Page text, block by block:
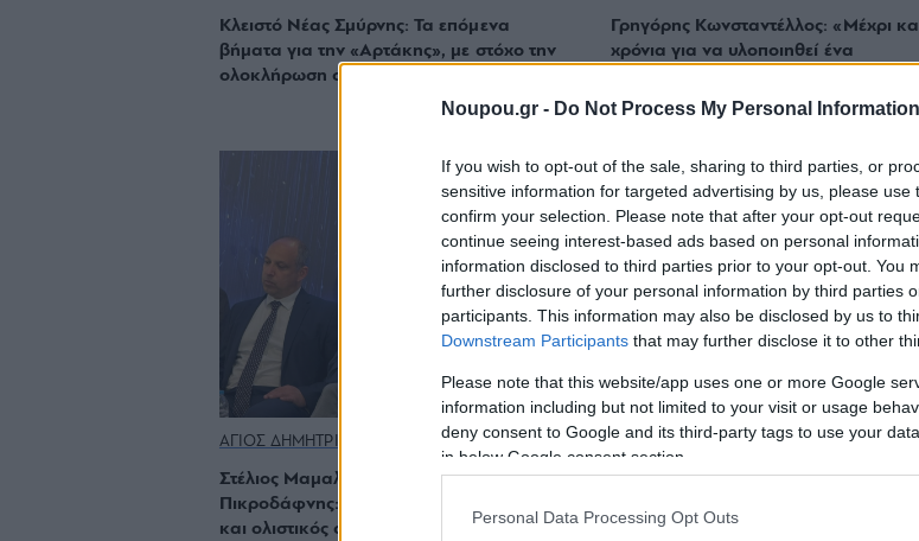
Noupou.gr - Do Not Process My Personal Information
If you wish to opt-out of the sale, sharing to third parties, or
sensitive information for targeted advertising by us, please use
confirm your selection. Please note that after your opt-out
continue seeing interest-based ads based on personal
information disclosed to third parties prior to your opt-out. You
further disclosure of your personal information by third parties
participants. This information may also be disclosed by us to
Downstream Participants that may further disclose it to other
Please note that this website/app uses one or more Google
information including but not limited to your visit or usage
deny consent to Google and its third-party tags to use your
in below Google consent section.
Personal Data Processing Opt Outs
Κλειστό Νέας Σμύρνης: Τα επόμενα
βήματα για την «Αρτάκης», με στόχο την
ολοκλήρωση στο τέλος του 2027
Γρηγόρης Κωνσταντέλλος: «Μέχρι
χρόνια για να υλοποιηθεί ένα
ΑΓΙΟΣ ΔΗΜΗΤΡΙΟΣ
Στέλιος Μαμαλάκης για το ρέμα
Πικροδάφνης: «Απαιτείται υπερτοπικός
και ολιστικός σχεδιασμός για την
ΔΗΜΟΣ ΑΓΙΟΥ ΔΗΜΗΤΡΙΟΥ
Δήμος Αγίου Δημητρίου: Πολιτιστικές
της Σχολικής Βίας και του